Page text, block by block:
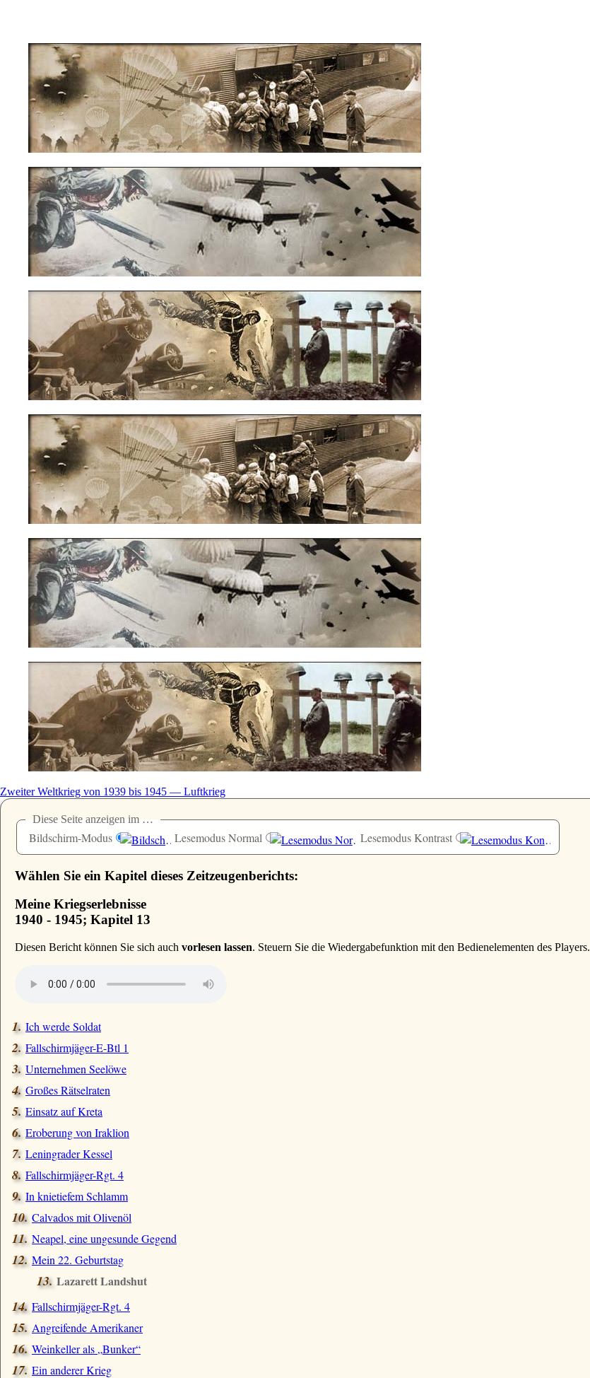
Zweiter Weltkrieg von 1939 bis 1945 — Luftkrieg
Diese Seite anzeigen im …
Bildschirm-Modus Lesemodus Normal Lesemodus Kontrast
Wählen Sie ein Kapitel dieses Zeitzeugenberichts:
Meine Kriegserlebnisse
1940 - 1945; Kapitel 13
Diesen Bericht können Sie sich auch vorlesen lassen. Steuern Sie die Wiedergabefunktion mit den Bedienelementen des Players.
Ich werde Soldat
Fallschirmjäger-E-Btl 1
Unternehmen Seelöwe
Großes Rätselraten
Einsatz auf Kreta
Eroberung von Iraklion
Leningrader Kessel
Fallschirmjäger-Rgt. 4
In knietiefem Schlamm
Calvados mit Olivenöl
Neapel, eine ungesunde Gegend
Mein 22. Geburtstag
Lazarett Landshut
Fallschirmjäger-Rgt. 4
Angreifende Amerikaner
Weinkeller als Bunker
Ein anderer Krieg